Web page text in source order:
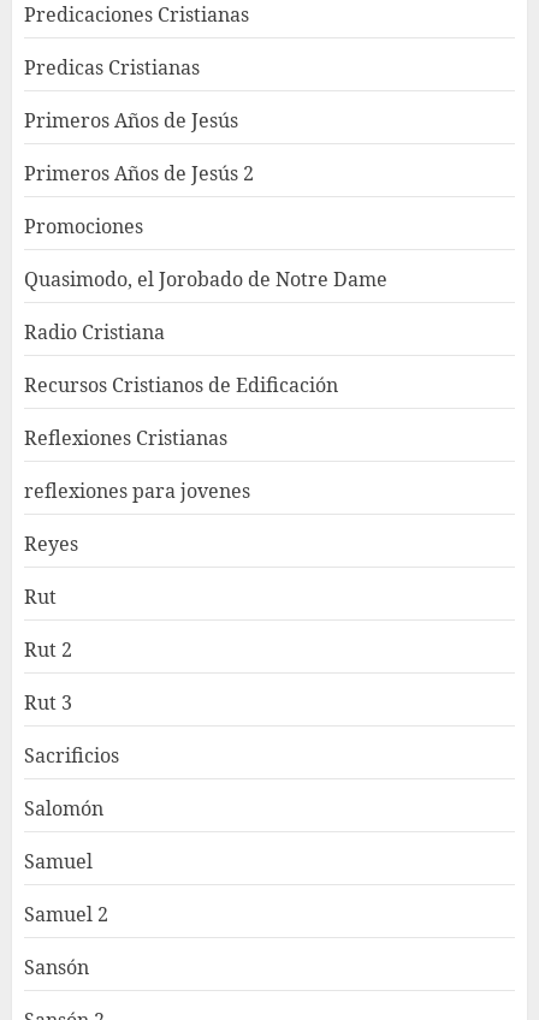
Predicaciones Cristianas
Predicas Cristianas
Primeros Años de Jesús
Primeros Años de Jesús 2
Promociones
Quasimodo, el Jorobado de Notre Dame
Radio Cristiana
Recursos Cristianos de Edificación
Reflexiones Cristianas
reflexiones para jovenes
Reyes
Rut
Rut 2
Rut 3
Sacrificios
Salomón
Samuel
Samuel 2
Sansón